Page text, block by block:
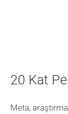
20 Kat
Meta,